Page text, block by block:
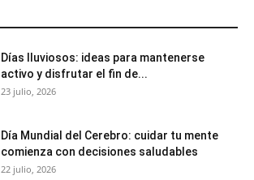
Días lluviosos: ideas para mantenerse
activo y disfrutar el fin de...
23 julio, 2026
Día Mundial del Cerebro: cuidar tu mente
comienza con decisiones saludables
22 julio, 2026